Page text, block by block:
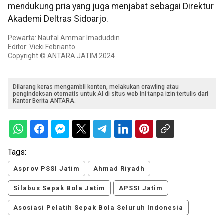
mendukung pria yang juga menjabat sebagai Direktur
Akademi Deltras Sidoarjo.
Pewarta: Naufal Ammar Imaduddin
Editor: Vicki Febrianto
Copyright © ANTARA JATIM 2024
Dilarang keras mengambil konten, melakukan crawling atau
pengindeksan otomatis untuk AI di situs web ini tanpa izin tertulis dari
Kantor Berita ANTARA.
Tags:
Asprov PSSI Jatim Ahmad Riyadh
Silabus Sepak Bola Jatim APSSI Jatim
Asosiasi Pelatih Sepak Bola Seluruh Indonesia